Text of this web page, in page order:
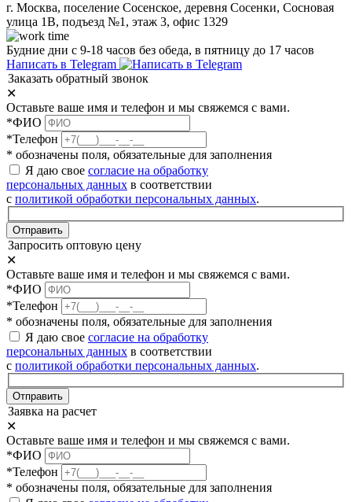
г. Москва, поселение Сосенское, деревня Сосенки, Сосновая
улица 1В, подъезд №1, этаж 3, офис 1329
Будние дни с 9-18 часов без обеда, в пятницу до 17 часов
Написать в Telegram
Заказать обратный звонок
✕
Оставьте ваше имя и телефон и мы свяжемся с вами.
*ФИО
*Телефон
* обозначены поля, обязательные для заполнения
Я даю свое согласие на обработку
персональных данных в соответствии
с политикой обработки персональных данных.
Отправить
Запросить оптовую цену
✕
Оставьте ваше имя и телефон и мы свяжемся с вами.
*ФИО
*Телефон
* обозначены поля, обязательные для заполнения
Я даю свое согласие на обработку
персональных данных в соответствии
с политикой обработки персональных данных.
Отправить
Заявка на расчет
✕
Оставьте ваше имя и телефон и мы свяжемся с вами.
*ФИО
*Телефон
* обозначены поля, обязательные для заполнения